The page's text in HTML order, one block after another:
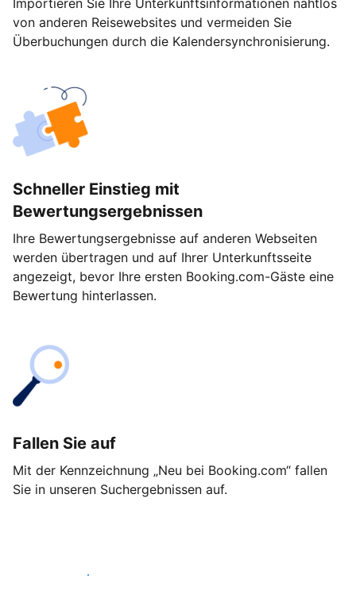
Importieren Sie Ihre Unterkunftsinformationen nahtlos
von anderen Reisewebsites und vermeiden Sie
Überbuchungen durch die Kalendersynchronisierung.
Schneller Einstieg mit
Bewertungsergebnissen
Ihre Bewertungsergebnisse auf anderen Webseiten
werden übertragen und auf Ihrer Unterkunftsseite
angezeigt, bevor Ihre ersten Booking.com-Gäste eine
Bewertung hinterlassen.
Fallen Sie auf
Mit der Kennzeichnung „Neu bei Booking.com“ fallen
Sie in unseren Suchergebnissen auf.
Noch heute loslegen